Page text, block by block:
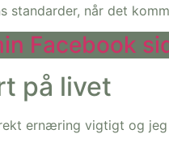
standarder, når det
Facebook
på livet
ernæring vigtigt og